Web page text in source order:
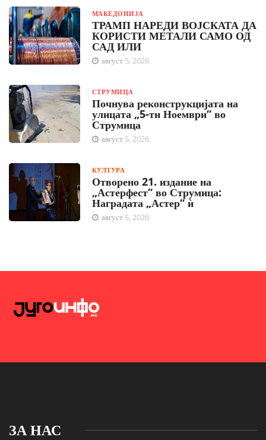
МАКЕДОНИЈА
ТРАМП НАРЕДИ ВОЈСКАТА ДА
КОРИСТИ МЕТАЛИ САМО ОД
САД ИЛИ
август 5, 2026
СТРУМИЦА
Почнува реконструкцијата на
улицата „5-ти Ноември“ во
Струмица
август 5, 2026
КУЛТУРА
Отворено 21. издание на
„Астерфест“ во Струмица:
Наградата „Астер“ ѝ
август 5, 2026
ЗА НАС